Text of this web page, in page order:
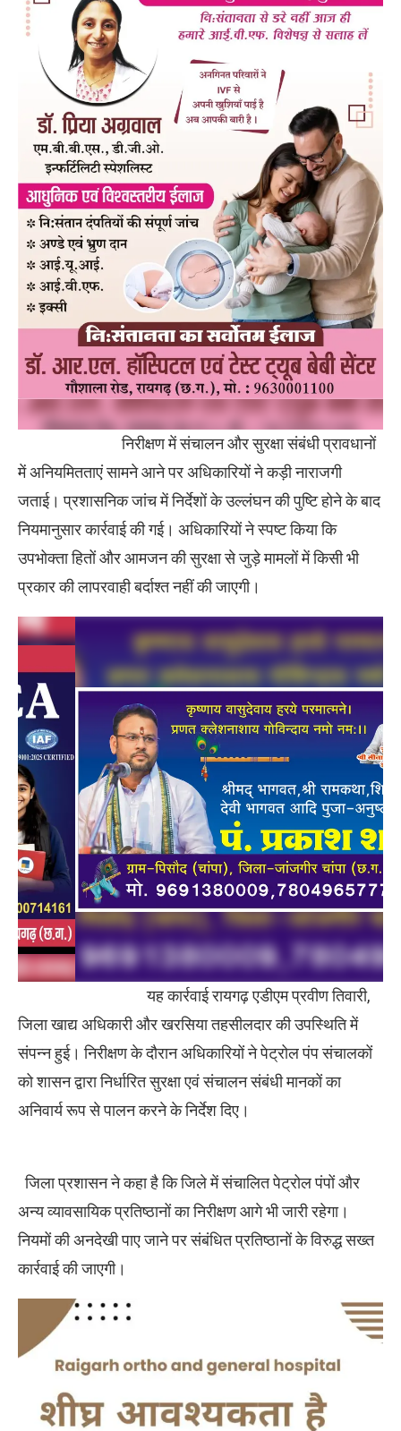
निरीक्षण में संचालन और सुरक्षा संबंधी प्रावधानों
में अनियमितताएं सामने आने पर अधिकारियों ने कड़ी नाराजगी
जताई। प्रशासनिक जांच में निर्देशों के उल्लंघन की पुष्टि होने के बाद
नियमानुसार कार्रवाई की गई। अधिकारियों ने स्पष्ट किया कि
उपभोक्ता हितों और आमजन की सुरक्षा से जुड़े मामलों में किसी भी
प्रकार की लापरवाही बर्दाश्त नहीं की जाएगी।
यह कार्रवाई रायगढ़ एडीएम प्रवीण तिवारी,
जिला खाद्य अधिकारी और खरसिया तहसीलदार की उपस्थिति में
संपन्न हुई। निरीक्षण के दौरान अधिकारियों ने पेट्रोल पंप संचालकों
को शासन द्वारा निर्धारित सुरक्षा एवं संचालन संबंधी मानकों का
अनिवार्य रूप से पालन करने के निर्देश दिए।
जिला प्रशासन ने कहा है कि जिले में संचालित पेट्रोल पंपों और
अन्य व्यावसायिक प्रतिष्ठानों का निरीक्षण आगे भी जारी रहेगा।
नियमों की अनदेखी पाए जाने पर संबंधित प्रतिष्ठानों के विरुद्ध सख्त
कार्रवाई की जाएगी।